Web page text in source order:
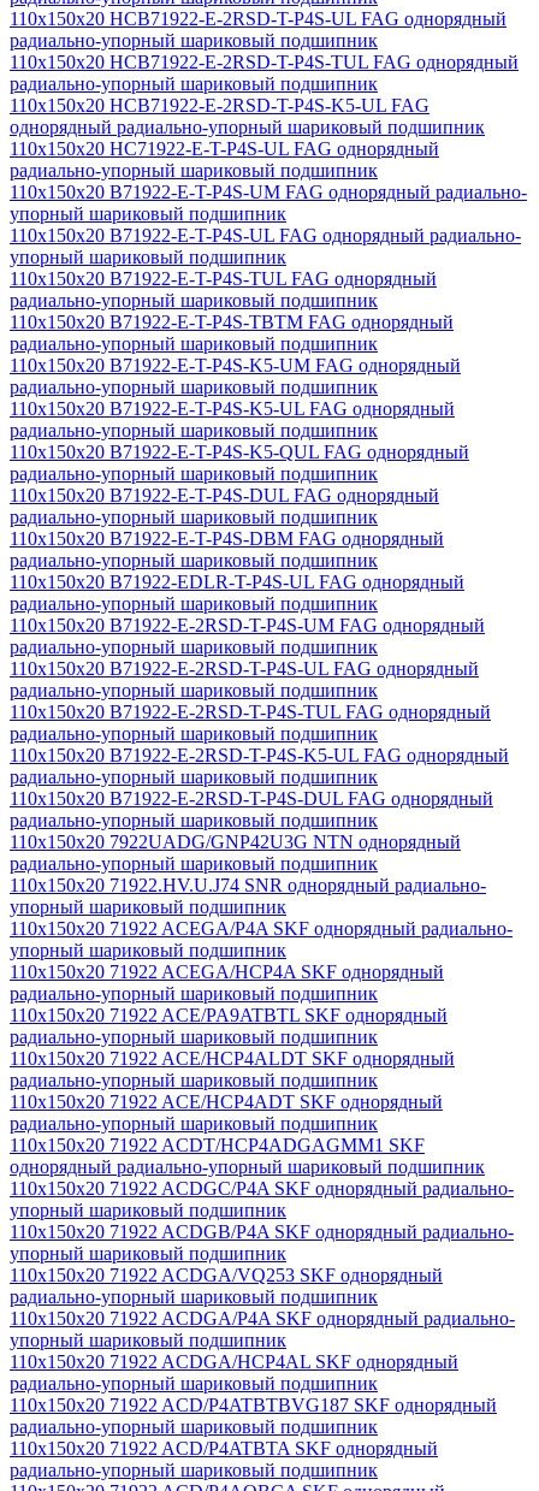
110x150x20 HCB71922-E-2RSD-T-P4S-UL FAG однорядный
радиально-упорный шариковый подшипник
110x150x20 HCB71922-E-2RSD-T-P4S-TUL FAG однорядный
радиально-упорный шариковый подшипник
110x150x20 HCB71922-E-2RSD-T-P4S-K5-UL FAG
однорядный радиально-упорный шариковый подшипник
110x150x20 HC71922-E-T-P4S-UL FAG однорядный
радиально-упорный шариковый подшипник
110x150x20 B71922-E-T-P4S-UM FAG однорядный радиально-
упорный шариковый подшипник
110x150x20 B71922-E-T-P4S-UL FAG однорядный радиально-
упорный шариковый подшипник
110x150x20 B71922-E-T-P4S-TUL FAG однорядный
радиально-упорный шариковый подшипник
110x150x20 B71922-E-T-P4S-TBTM FAG однорядный
радиально-упорный шариковый подшипник
110x150x20 B71922-E-T-P4S-K5-UM FAG однорядный
радиально-упорный шариковый подшипник
110x150x20 B71922-E-T-P4S-K5-UL FAG однорядный
радиально-упорный шариковый подшипник
110x150x20 B71922-E-T-P4S-K5-QUL FAG однорядный
радиально-упорный шариковый подшипник
110x150x20 B71922-E-T-P4S-DUL FAG однорядный
радиально-упорный шариковый подшипник
110x150x20 B71922-E-T-P4S-DBM FAG однорядный
радиально-упорный шариковый подшипник
110x150x20 B71922-EDLR-T-P4S-UL FAG однорядный
радиально-упорный шариковый подшипник
110x150x20 B71922-E-2RSD-T-P4S-UM FAG однорядный
радиально-упорный шариковый подшипник
110x150x20 B71922-E-2RSD-T-P4S-UL FAG однорядный
радиально-упорный шариковый подшипник
110x150x20 B71922-E-2RSD-T-P4S-TUL FAG однорядный
радиально-упорный шариковый подшипник
110x150x20 B71922-E-2RSD-T-P4S-K5-UL FAG однорядный
радиально-упорный шариковый подшипник
110x150x20 B71922-E-2RSD-T-P4S-DUL FAG однорядный
радиально-упорный шариковый подшипник
110x150x20 7922UADG/GNP42U3G NTN однорядный
радиально-упорный шариковый подшипник
110x150x20 71922.HV.U.J74 SNR однорядный радиально-
упорный шариковый подшипник
110x150x20 71922 ACEGA/P4A SKF однорядный радиально-
упорный шариковый подшипник
110x150x20 71922 ACEGA/HCP4A SKF однорядный
радиально-упорный шариковый подшипник
110x150x20 71922 ACE/PA9ATBTL SKF однорядный
радиально-упорный шариковый подшипник
110x150x20 71922 ACE/HCP4ALDT SKF однорядный
радиально-упорный шариковый подшипник
110x150x20 71922 ACE/HCP4ADT SKF однорядный
радиально-упорный шариковый подшипник
110x150x20 71922 ACDT/HCP4ADGAGMM1 SKF
однорядный радиально-упорный шариковый подшипник
110x150x20 71922 ACDGC/P4A SKF однорядный радиально-
упорный шариковый подшипник
110x150x20 71922 ACDGB/P4A SKF однорядный радиально-
упорный шариковый подшипник
110x150x20 71922 ACDGA/VQ253 SKF однорядный
радиально-упорный шариковый подшипник
110x150x20 71922 ACDGA/P4A SKF однорядный радиально-
упорный шариковый подшипник
110x150x20 71922 ACDGA/HCP4AL SKF однорядный
радиально-упорный шариковый подшипник
110x150x20 71922 ACD/P4ATBTBVG187 SKF однорядный
радиально-упорный шариковый подшипник
110x150x20 71922 ACD/P4ATBTA SKF однорядный
радиально-упорный шариковый подшипник